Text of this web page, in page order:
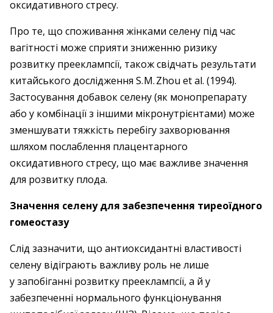
оксидативного стресу.
Про те, що споживання жінками селену під час
вагітності може сприяти зниженню ризику
розвитку прееклампсії, також свідчать результати
китайського дослідження S. M. Zhou et al. (1994).
Застосування добавок селену (як моно­препарату
або у комбінації з іншими мікронутрієнтами) може
зменшувати тяжкість перебігу захворювання
шляхом послаблення плацентарного
оксидативного стресу, що має важливе значення
для розвитку плода.
Значення селену для забезпечення тиреоїдного
гомеостазу
Слід зазначити, що антиоксидантні властивості
селену відіграють важливу роль не лише
у запобіганні розвитку прееклампсії, а й у
забезпеченні нормального функціонування